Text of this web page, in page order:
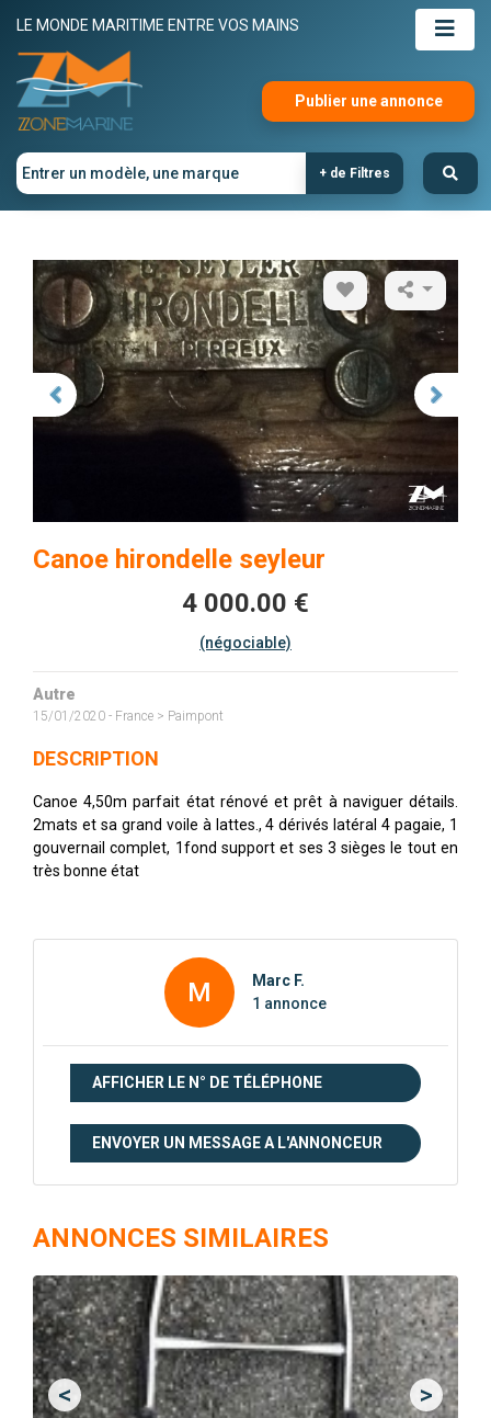
LE MONDE MARITIME ENTRE VOS MAINS
Publier une annonce
+ de Filtres
Canoe hirondelle seyleur
4 000.00 €
(négociable)
Autre
15/01/2020 - France > Paimpont
DESCRIPTION
Canoe 4,50m parfait état rénové et prêt à naviguer détails.
2mats et sa grand voile à lattes., 4 dérivés latéral 4 pagaie, 1
gouvernail complet, 1fond support et ses 3 sièges le tout en
très bonne état
M
Marc F.
1 annonce
AFFICHER LE N° DE TÉLÉPHONE
ENVOYER UN MESSAGE A L'ANNONCEUR
ANNONCES SIMILAIRES
<Previous >Next